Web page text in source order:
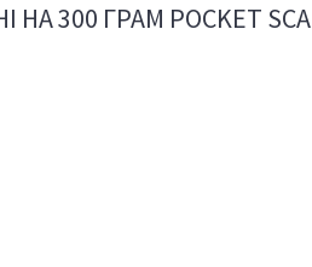
300 ГРАМ POCKET